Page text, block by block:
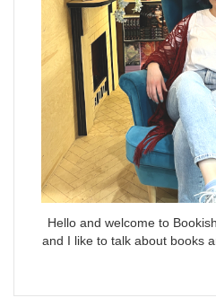
Hello and welcome to
and I like to talk about books